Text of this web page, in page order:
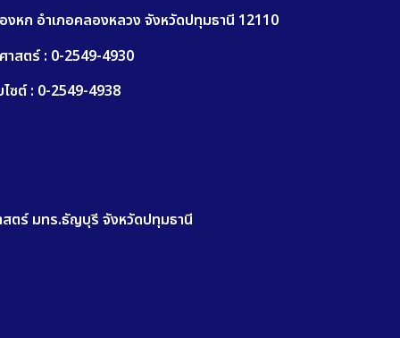
ก อำเภอคลองหลวง จังหวัดปทุมธานี 12110
ตร์ : 0-2549-4930
ต์ : 0-2549-4938
ตร์ มทร.ธัญบุรี จังหวัดปทุมธานี